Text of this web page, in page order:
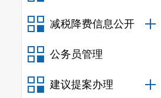
减税降费信息公开
公务员管理
建议提案办理